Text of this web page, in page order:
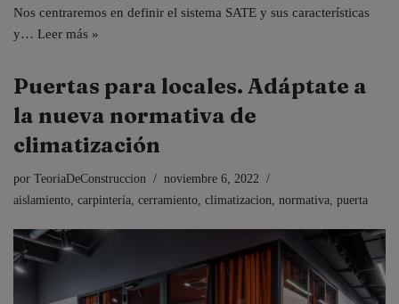
Nos centraremos en definir el sistema SATE y sus características
y… Leer más »
Puertas para locales. Adáptate a
la nueva normativa de
climatización
por TeoriaDeConstruccion
noviembre 6, 2022
aislamiento, carpintería, cerramiento, climatizacion, normativa, puerta